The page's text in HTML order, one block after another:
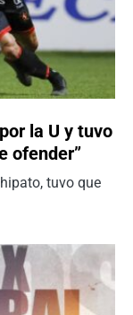
la U y tuvo
ofender”
tuvo que